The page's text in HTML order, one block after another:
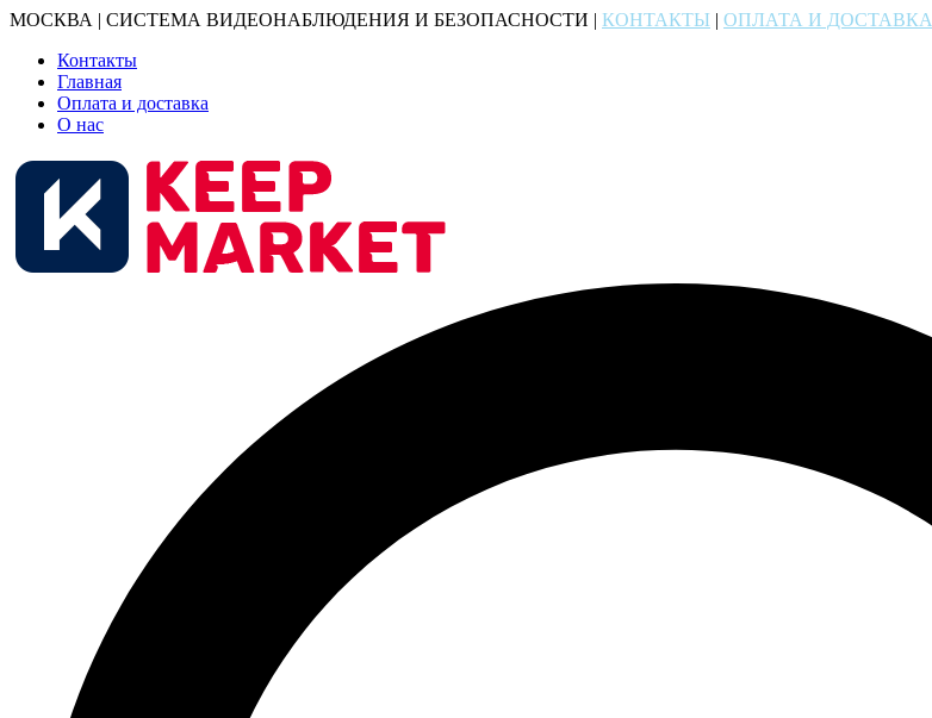
МОСКВА | СИСТЕМА ВИДЕОНАБЛЮДЕНИЯ И БЕЗОПАСНОСТИ | КОНТАКТЫ | ОПЛАТА И ДОСТАВКА
Контакты
Главная
Оплата и доставка
О нас